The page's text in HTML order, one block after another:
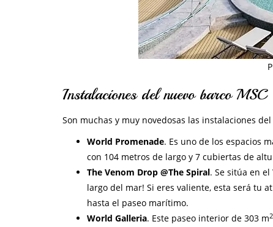
Instalaciones del nuevo barco
Son muchas y muy novedosas las instalaciones
World Promenade. Es uno de los espacios
con 104 metros de largo y 7 cubiertas de
The Venom Drop @The Spiral. Se sitúa en
largo del mar! Si eres valiente, esta será tu
hasta el paseo marítimo.
World Galleria. Este paseo interior de 303 m2